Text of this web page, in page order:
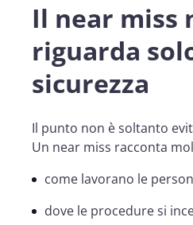
Il near miss
riguarda
sicurezza
Il punto non è soltanto
Un near miss racconta
come lavorano le
dove le procedure si